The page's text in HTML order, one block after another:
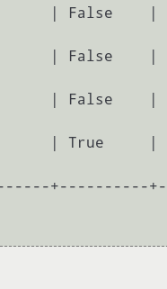
| False    |
| False    |
| False    |
| True     |
+----------